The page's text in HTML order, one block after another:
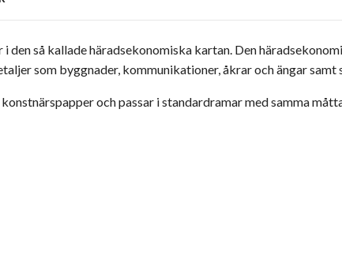
den så kallade häradsekonomiska kartan. Den
som byggnader, kommunikationer, åkrar och ängar samt
och passar i standardramar med samma